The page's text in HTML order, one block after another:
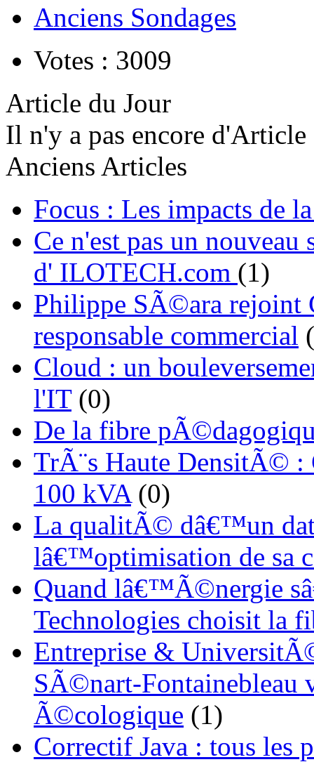
Anciens Sondages
Votes : 3009
Article du Jour
Il n'y a pas encore d'Article
Anciens Articles
Focus : Les impacts de
Ce n'est pas un
d' ILOTECH.com (1)
Philippe SÃ©ara rejoint
responsable commercial
Cloud : un
l'IT(0)
De la fibre
TrÃ¨s Haute DensitÃ© :
100 kVA(0)
La qualitÃ© dâ€™un
lâ€™optimisation de sa
Quand lâ€™Ã©nergie
Technologies choisit la
Entreprise &
SÃ©nart-Fontainebleau
Ã©cologique (1)
Correctif Java : tous les